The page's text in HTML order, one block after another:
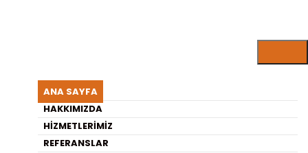
ANA SAYFA
HAKKIMIZDA
HIZMETLERIMIZ
REFERANSLAR
Küçük İşletmeler Neden
Paranın Nereye Gittiğini
Bilmiyor?